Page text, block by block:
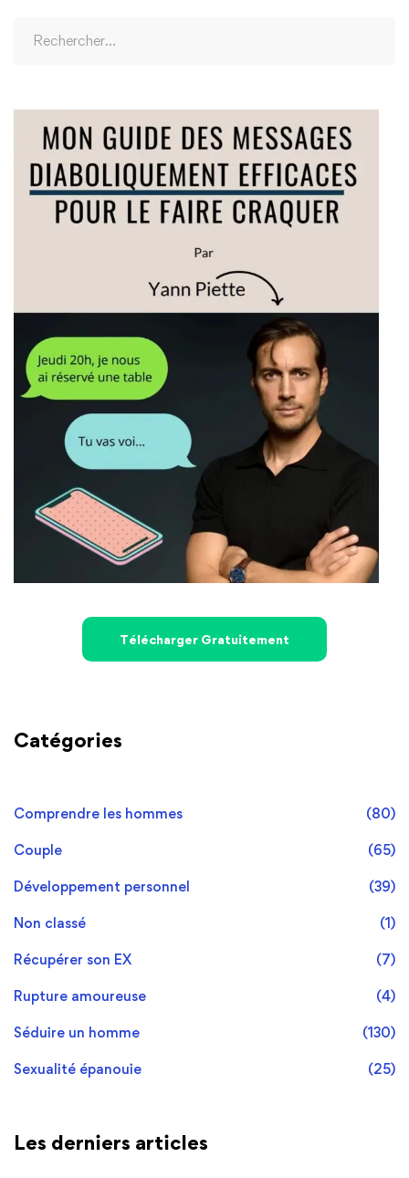
Télécharger Gratuitement
Catégories
Comprendre les hommes (80)
Couple (65)
Développement personnel (39)
Non classé (1)
Récupérer son EX (7)
Rupture amoureuse (4)
Séduire un homme (130)
Sexualité épanouie (25)
Les derniers articles